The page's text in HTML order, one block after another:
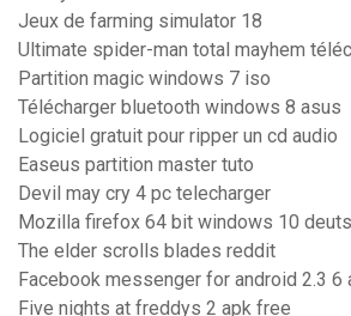
Jeux de farming simulator 18
Ultimate spider-man total mayhem
Partition magic windows 7 iso
Télécharger bluetooth windows 8 asus
Logiciel gratuit pour ripper un cd audio
Easeus partition master tuto
Devil may cry 4 pc telecharger
Mozilla firefox 64 bit windows 10
The elder scrolls blades reddit
Facebook messenger for android 2.3 6
Five nights at freddys 2 apk free